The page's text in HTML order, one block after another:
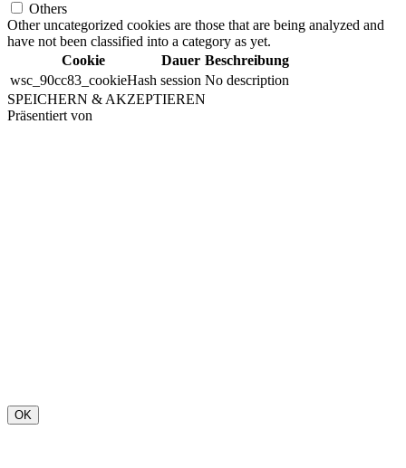
Others
Other uncategorized cookies are those that are being analyzed and
have not been classified into a category as yet.
Cookie
Dauer Beschreibung
wsc_90cc83_cookieHash session No description
SPEICHERN & AKZEPTIEREN
Präsentiert von
OK